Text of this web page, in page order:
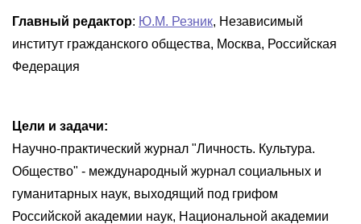
Главный редактор: Ю.М. Резник, Независимый
институт гражданского общества, Москва, Российская
Федерация
Цели и задачи:
Научно-практический журнал "Личность. Культура.
Общество" - международный журнал социальных и
гуманитарных наук, выходящий под грифом
Российской академии наук, Национальной академии